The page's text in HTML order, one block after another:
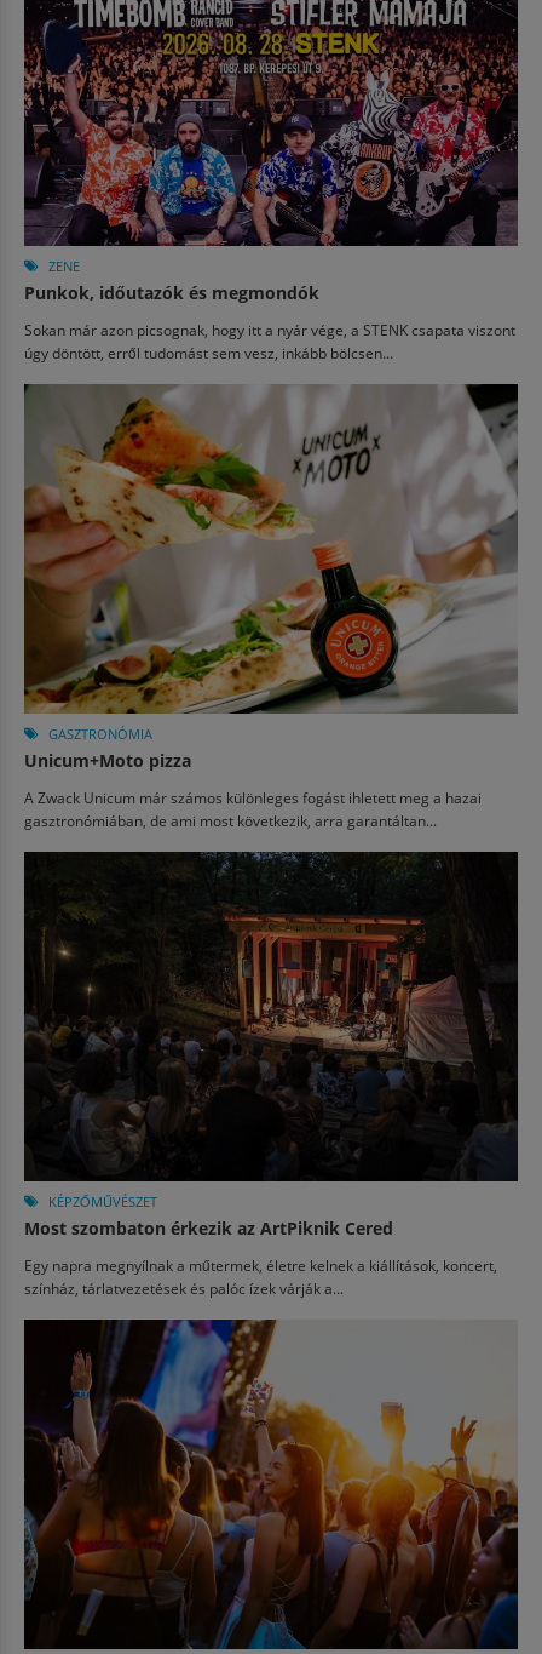
ZENE
Punkok, időutazók és megmondók
Sokan már azon picsognak, hogy itt a nyár vége, a STENK csapata viszont
úgy döntött, erről tudomást sem vesz, inkább bölcsen...
GASZTRONÓMIA
Unicum+Moto pizza
A Zwack Unicum már számos különleges fogást ihletett meg a hazai
gasztronómiában, de ami most következik, arra garantáltan...
KÉPZŐMŰVÉSZET
Most szombaton érkezik az ArtPiknik Cered
Egy napra megnyílnak a műtermek, életre kelnek a kiállítások, koncert,
színház, tárlatvezetések és palóc ízek várják a...